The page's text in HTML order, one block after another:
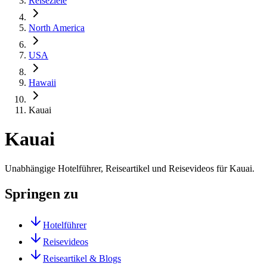
North America
USA
Hawaii
Kauai
Kauai
Unabhängige Hotelführer, Reiseartikel und Reisevideos für Kauai.
Springen zu
Hotelführer
Reisevideos
Reiseartikel & Blogs